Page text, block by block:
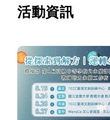
活動資訊